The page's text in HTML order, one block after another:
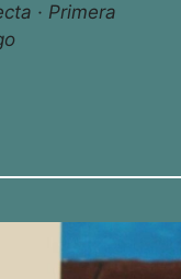
· Primera